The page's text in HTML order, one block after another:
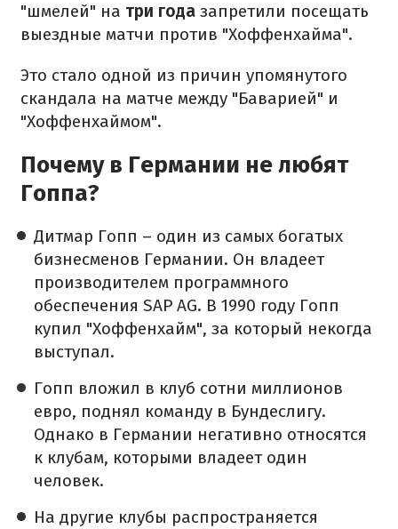
"шмелей" на три года запретили посещать
выездные матчи против "Хоффенхайма".
Это стало одной из причин упомянутого
скандала на матче между "Баварией" и
"Хоффенхаймом".
Почему в Германии не любят
Гоппа?
Дитмар Гопп – один из самых богатых
бизнесменов Германии. Он владеет
производителем программного
обеспечения SAP AG. В 1990 году Гопп
купил "Хоффенхайм", за который некогда
выступал.
Гопп вложил в клуб сотни миллионов
евро, поднял команду в Бундеслигу.
Однако в Германии негативно относятся
к клубам, которыми владеет один
человек.
На другие клубы распространяется